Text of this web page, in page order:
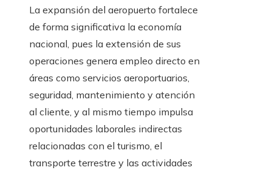
La expansión del aeropuerto fortalece
de forma significativa la economía
nacional, pues la extensión de sus
operaciones genera empleo directo en
áreas como servicios aeroportuarios,
seguridad, mantenimiento y atención
al cliente, y al mismo tiempo impulsa
oportunidades laborales indirectas
relacionadas con el turismo, el
transporte terrestre y las actividades